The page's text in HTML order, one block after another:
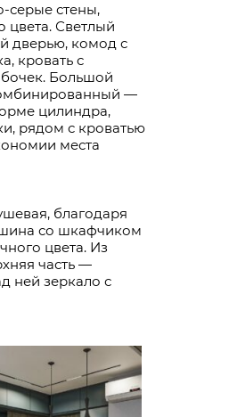
серые стены,
цвета. Светлый
дверью, комод с
кровать с
Большой
—
цилиндра,
рядом с кроватью
места
благодаря
со шкафчиком
цвета. Из
часть —
ней зеркало с